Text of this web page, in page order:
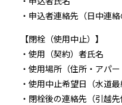
・申込者連絡先（日中連絡
【閉栓（使用中止）】
・使用（契約）者氏名
・使用場所（住所・アパー
・使用中止希望日（水道最
・閉栓後の連絡先（引越